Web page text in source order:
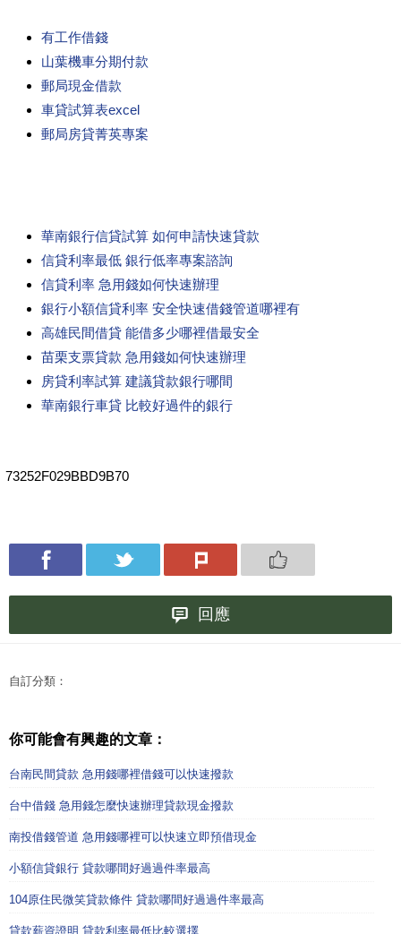
有工作借錢
山葉機車分期付款
郵局現金借款
車貸試算表excel
郵局房貸菁英專案
華南銀行信貸試算 如何申請快速貸款
信貸利率最低 銀行低率專案諮詢
信貸利率 急用錢如何快速辦理
銀行小額信貸利率 安全快速借錢管道哪裡有
高雄民間借貸 能借多少哪裡借最安全
苗栗支票貸款 急用錢如何快速辦理
房貸利率試算 建議貸款銀行哪間
華南銀行車貸 比較好過件的銀行
73252F029BBD9B70
回應
自訂分類：
你可能會有興趣的文章：
台南民間貸款 急用錢哪裡借錢可以快速撥款
台中借錢 急用錢怎麼快速辦理貸款現金撥款
南投借錢管道 急用錢哪裡可以快速立即預借現金
小額信貸銀行 貸款哪間好過過件率最高
104原住民微笑貸款條件 貸款哪間好過過件率最高
貸款薪資證明 貸款利率最低比較選擇